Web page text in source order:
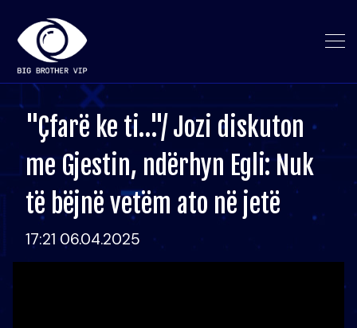
"Çfarë ke ti…"/ Jozi diskuton
me Gjestin, ndërhyn Egli: Nuk
të bëjnë vetëm ato në jetë
17:21 06.04.2025